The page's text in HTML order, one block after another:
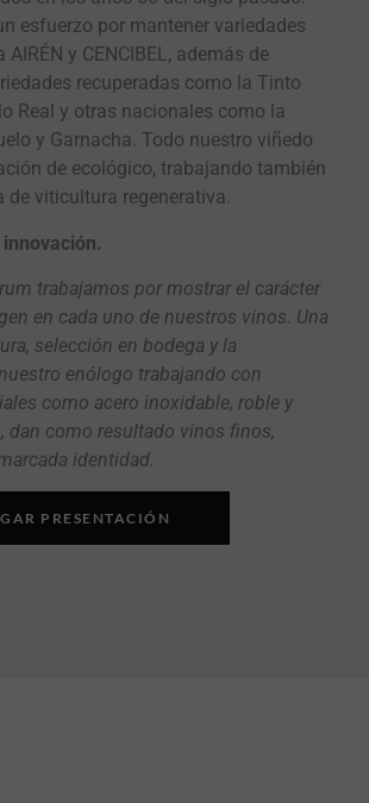
esfuerzo por mantener variedades
AIRÉN y CENCIBEL, además de
recuperadas como la Tinto
Real y otras nacionales como la
y Garnacha. Todo nuestro viñedo
de ecológico, trabajando también
de viticultura regenerativa.
trabajamos por mostrar el carácter
en cada uno de nuestros vinos. Una
selección en bodega y la
enólogo trabajando con
como acero inoxidable, roble y
dan como resultado vinos finos,
identidad.
PRESENTACIÓN